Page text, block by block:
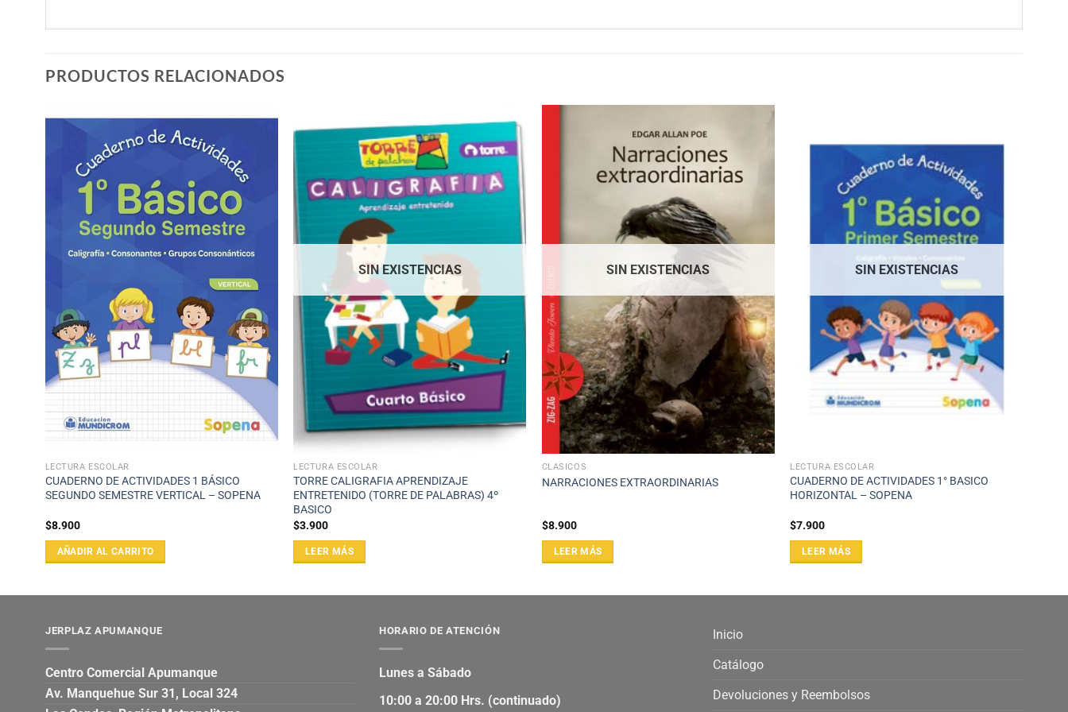
PRODUCTOS RELACIONADOS
LECTURA ESCOLAR
CUADERNO DE ACTIVIDADES 1 BÁSICO
SEGUNDO SEMESTRE VERTICAL – SOPENA
$8.900
AÑADIR AL CARRITO
SIN EXISTENCIAS
LECTURA ESCOLAR
TORRE CALIGRAFIA APRENDIZAJE
ENTRETENIDO (TORRE DE PALABRAS) 4º
BASICO
$3.900
LEER MÁS
SIN EXISTENCIAS
CLASICOS
NARRACIONES EXTRAORDINARIAS
$8.900
LEER MÁS
SIN EXISTENCIAS
LECTURA ESCOLAR
CUADERNO DE ACTIVIDADES 1° BASICO
HORIZONTAL – SOPENA
$7.900
LEER MÁS
JERPLAZ APUMANQUE
Centro Comercial Apumanque
Av. Manquehue Sur 31, Local 324
HORARIO DE ATENCIÓN
Lunes a Sábado
10:00 a 20:00 Hrs. (continuado)
Inicio
Catálogo
Devoluciones y Reembolsos